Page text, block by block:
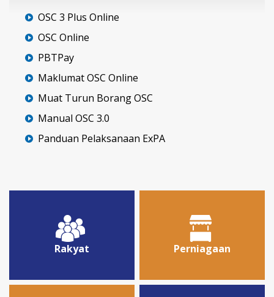
OSC 3 Plus Online
OSC Online
PBTPay
Maklumat OSC Online
Muat Turun Borang OSC
Manual OSC 3.0
Panduan Pelaksanaan ExPA
Rakyat Perniagaan